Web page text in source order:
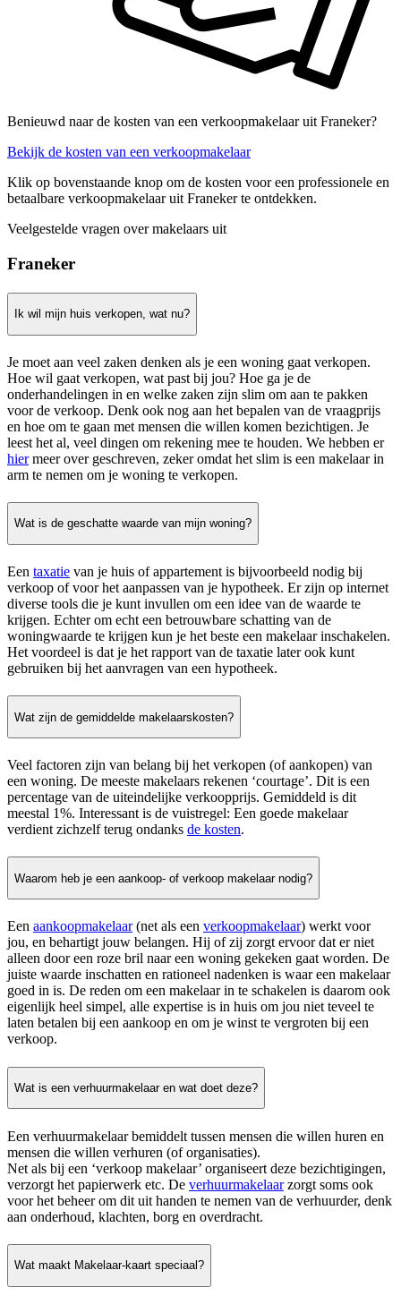
Benieuwd naar de kosten van een verkoopmakelaar uit Franeker?
Bekijk de kosten van een verkoopmakelaar
Klik op bovenstaande knop om de kosten voor een professionele en
betaalbare verkoopmakelaar uit Franeker te ontdekken.
Veelgestelde vragen over makelaars uit
Franeker
Ik wil mijn huis verkopen, wat nu?
Je moet aan veel zaken denken als je een woning gaat verkopen.
Hoe wil gaat verkopen, wat past bij jou? Hoe ga je de
onderhandelingen in en welke zaken zijn slim om aan te pakken
voor de verkoop. Denk ook nog aan het bepalen van de vraagprijs
en hoe om te gaan met mensen die willen komen bezichtigen. Je
leest het al, veel dingen om rekening mee te houden. We hebben er
hiermeer over geschreven, zeker omdat het slim is een makelaar in
arm te nemen om je woning te verkopen.
Wat is de geschatte waarde van mijn woning?
Een taxatie van je huis of appartement is bijvoorbeeld nodig bij
verkoop of voor het aanpassen van je hypotheek. Er zijn op internet
diverse tools die je kunt invullen om een idee van de waarde te
krijgen. Echter om echt een betrouwbare schatting van de
woningwaarde te krijgen kun je het beste een makelaar inschakelen.
Het voordeel is dat je het rapport van de taxatie later ook kunt
gebruiken bij het aanvragen van een hypotheek.
Wat zijn de gemiddelde makelaarskosten?
Veel factoren zijn van belang bij het verkopen (of aankopen) van
een woning. De meeste makelaars rekenen ‘courtage’. Dit is een
percentage van de uiteindelijke verkoopprijs. Gemiddeld is dit
meestal 1%. Interessant is de vuistregel: Een goede makelaar
verdient zichzelf terug ondanks de kosten.
Waarom heb je een aankoop- of verkoop makelaar nodig?
Een aankoopmakelaar(net als een verkoopmakelaar) werkt voor
jou, en behartigt jouw belangen. Hij of zij zorgt ervoor dat er niet
alleen door een roze bril naar een woning gekeken gaat worden. De
juiste waarde inschatten en rationeel nadenken is waar een makelaar
goed in is. De reden om een makelaar in te schakelen is daarom ook
eigenlijk heel simpel, alle expertise is in huis om jou niet teveel te
laten betalen bij een aankoop en om je winst te vergroten bij een
verkoop.
Wat is een verhuurmakelaar en wat doet deze?
Een verhuurmakelaar bemiddelt tussen mensen die willen huren en
mensen die willen verhuren (of organisaties).
Net als bij een ‘verkoop makelaar’ organiseert deze bezichtigingen,
verzorgt het papierwerk etc. De verhuurmakelaarzorgt soms ook
voor het beheer om dit uit handen te nemen van de verhuurder, denk
aan onderhoud, klachten, borg en overdracht.
Wat maakt Makelaar-kaart speciaal?